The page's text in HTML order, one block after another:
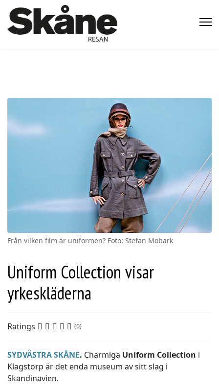
Från vilken film är uniformen? Foto: Stefan Mobark
Uniform Collection visar
yrkeskläderna
Ratings (0)
SYDVÄSTRA SKÅNE. Charmiga Uniform Collection i
Klagstorp är det enda museum av sitt slag i
Skandinavien.